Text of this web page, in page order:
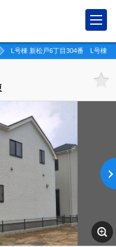
L号棟 新松戸6丁目304番 L号棟